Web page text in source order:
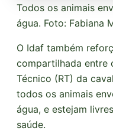
Todos os animais
água. Foto: Fabiana
O Idaf também
compartilhada entre
Técnico (RT) da
todos os animais
água, e estejam
saúde.